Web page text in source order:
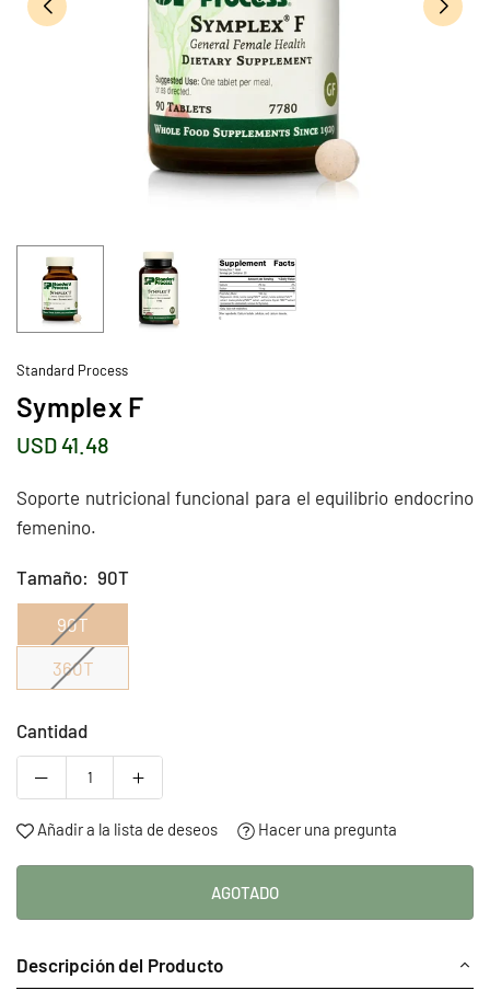
Standard Process
Symplex F
Precio
USD 41.48
Soporte nutricional funcional para el equilibrio endocrino
femenino.
Tamaño: 90T
90T
360T
Cantidad
Añadir a la lista de deseos Hacer una pregunta
AGOTADO
Descripción del Producto